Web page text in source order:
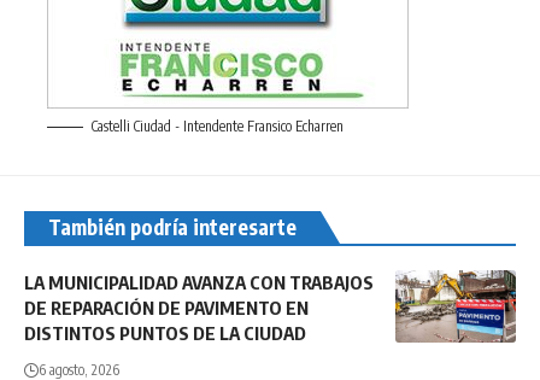
Castelli Ciudad - Intendente Fransico Echarren
También podría interesarte
LA MUNICIPALIDAD AVANZA CON TRABAJOS
DE REPARACIÓN DE PAVIMENTO EN
DISTINTOS PUNTOS DE LA CIUDAD
6 agosto, 2026